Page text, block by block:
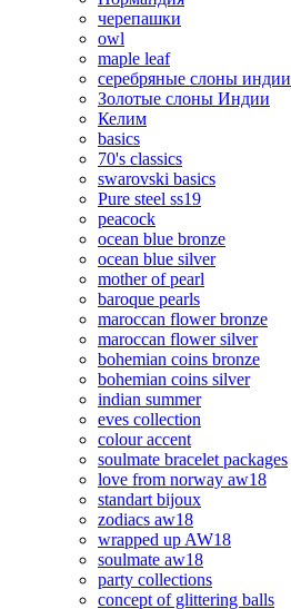
черепашки
owl
maple leaf
серебряные слоны индии
Золотые слоны Индии
Келим
basics
70's classics
swarovski basics
Pure steel ss19
peacock
ocean blue bronze
ocean blue silver
mother of pearl
baroque pearls
maroccan flower bronze
maroccan flower silver
bohemian coins bronze
bohemian coins silver
indian summer
eves collection
colour accent
soulmate bracelet packages
love from norway aw18
standart bijoux
zodiacs aw18
wrapped up AW18
soulmate aw18
party collections
concept of glittering balls